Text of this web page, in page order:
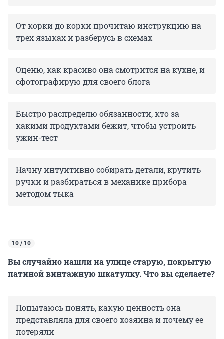
От корки до корки прочитаю инструкцию на
трех языках и разберусь в схемах
Оценю, как красиво она смотрится на кухне, и
сфотографирую для своего блога
Быстро распределю обязанности, кто за
какими продуктами бежит, чтобы устроить
ужин-тест
Начну интуитивно собирать детали, крутить
ручки и разбираться в механике прибора
методом тыка
10 / 10
Вы случайно нашли на улице старую, покрытую
патиной винтажную шкатулку. Что вы сделаете?
Попытаюсь понять, какую ценность она
представляла для своего хозяина и почему ее
потеряли